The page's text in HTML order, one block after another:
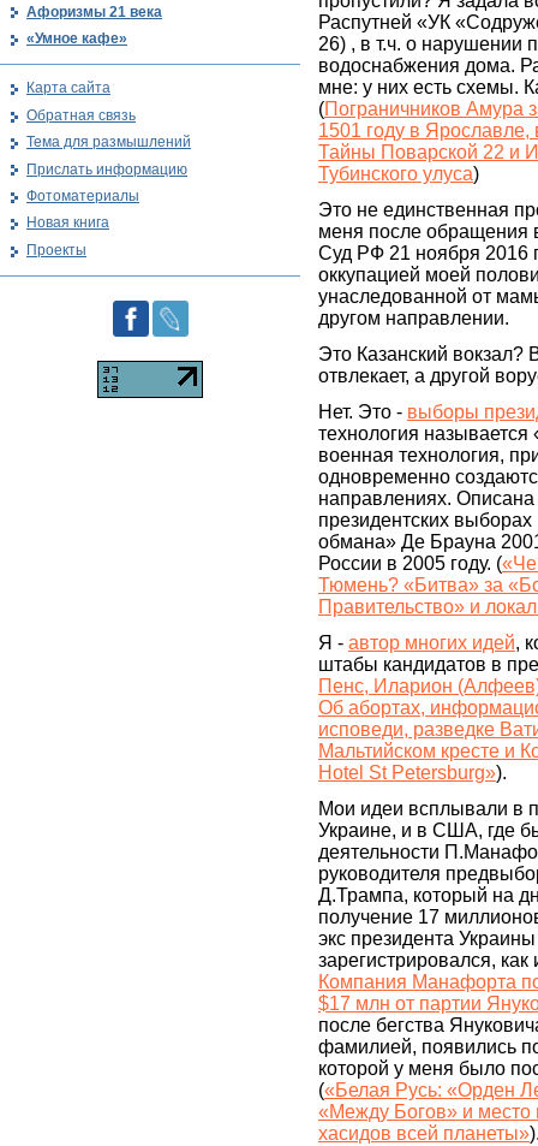
Распутней «УК
26) , в т.ч. о нарушении
водоснабжения дома.
мне: у них есть схемы.
(Пограничников Амура
1501 году в
Тайны Поварской 22 и
Тубинского улуса)
Это не единственная
меня после обращения
Суд РФ 21 ноября 2016
оккупацией моей
унаследованной от
другом направлении.
Это Казанский вокзал?
отвлекает, а другой
Нет. Это - выборы
технология
военная технология,
одновременно
направлениях. Описана
президентских
обмана» Де Брауна
России в 2005 году. (
Тюмень? «Битва» за
Правительство» и
Я - автор многих идей,
штабы кандидатов в
Пенс, Иларион
Об абортах,
исповеди, разведке
Мальтийском кресте и
Hotel St Petersburg»).
Мои идеи всплывали в
Украине, и в США, где
деятельности
руководителя
Д.Трампа, который на
получение 17
экс президента
зарегистрировался,
Компания Манафорта
$17 млн от партии
после бегства
фамилией, появились
которой у меня было
(«Белая Русь: «Орден
«Между Богов» и место
хасидов всей планеты»
Афоризмы 21 века
«Умное кафе»
Карта сайта
Обратная связь
Тема для размышлений
Прислать информацию
Фотоматериалы
Новая книга
Проекты